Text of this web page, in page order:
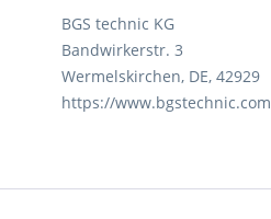
BGS technic KG
Bandwirkerstr. 3
Wermelskirchen, DE, 42929
https://www.bgstechnic.com